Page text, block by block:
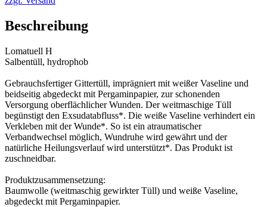
Beschreibung
Lomatuell H
Salbentüll, hydrophob
Gebrauchsfertiger Gittertüll, imprägniert mit weißer Vaseline und
beidseitig abgedeckt mit Pergaminpapier, zur schonenden
Versorgung oberflächlicher Wunden. Der weitmaschige Tüll
begünstigt den Exsudatabfluss*. Die weiße Vaseline verhindert ein
Verkleben mit der Wunde*. So ist ein atraumatischer
Verbandwechsel möglich, Wundruhe wird gewährt und der
natürliche Heilungsverlauf wird unterstützt*. Das Produkt ist
zuschneidbar.
Produktzusammensetzung:
Baumwolle (weitmaschig gewirkter Tüll) und weiße Vaseline,
abgedeckt mit Pergaminpapier.